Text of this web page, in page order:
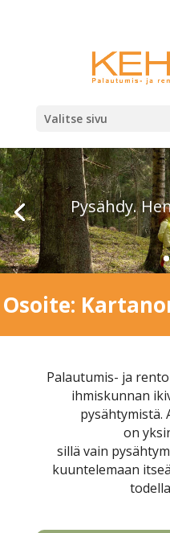
Valitse sivu
Pysähdy.
Osoite:
Palautumis- ja
ihmiskunnan
pysähtymistä.
on
sillä vain
kuuntelemaan